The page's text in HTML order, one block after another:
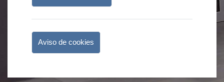
Aviso de cookies